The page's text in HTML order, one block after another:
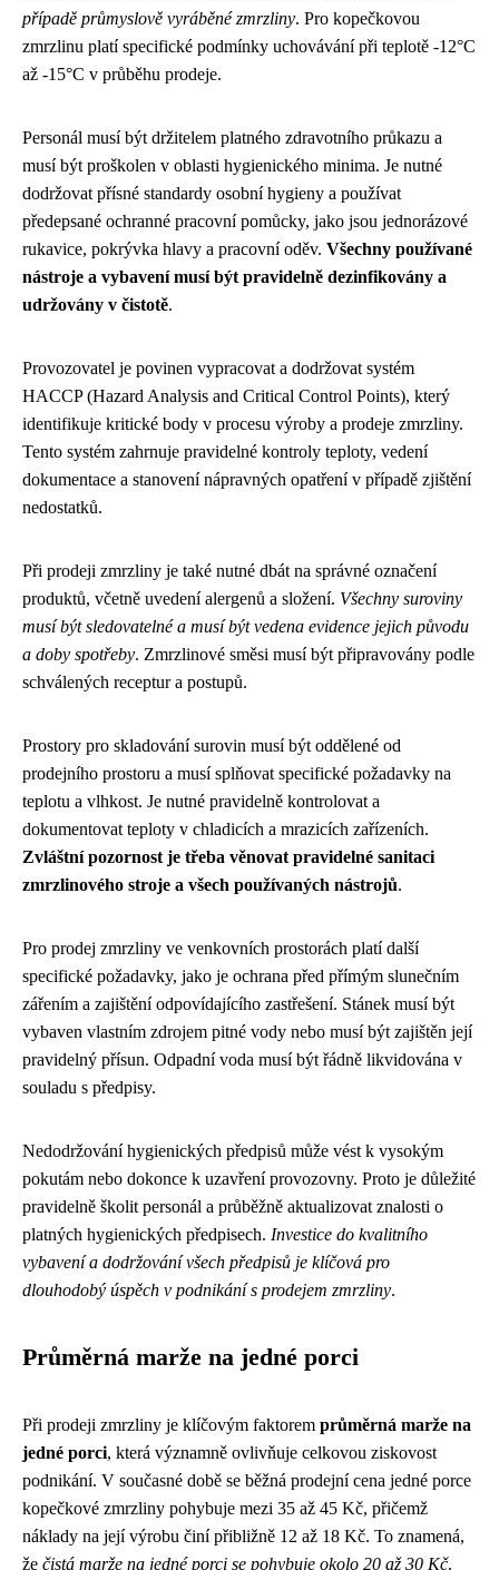
případě průmyslově vyráběné zmrzliny. Pro kopečkovou
zmrzlinu platí specifické podmínky uchovávání při teplotě -12°C
až -15°C v průběhu prodeje.
Personál musí být držitelem platného zdravotního průkazu a
musí být proškolen v oblasti hygienického minima. Je nutné
dodržovat přísné standardy osobní hygieny a používat
předepsané ochranné pracovní pomůcky, jako jsou jednorázové
rukavice, pokrývka hlavy a pracovní oděv. Všechny používané
nástroje a vybavení musí být pravidelně dezinfikovány a
udržovány v čistotě.
Provozovatel je povinen vypracovat a dodržovat systém
HACCP (Hazard Analysis and Critical Control Points), který
identifikuje kritické body v procesu výroby a prodeje zmrzliny.
Tento systém zahrnuje pravidelné kontroly teploty, vedení
dokumentace a stanovení nápravných opatření v případě zjištění
nedostatků.
Při prodeji zmrzliny je také nutné dbát na správné označení
produktů, včetně uvedení alergenů a složení. Všechny suroviny
musí být sledovatelné a musí být vedena evidence jejich původu
a doby spotřeby. Zmrzlinové směsi musí být připravovány podle
schválených receptur a postupů.
Prostory pro skladování surovin musí být oddělené od
prodejního prostoru a musí splňovat specifické požadavky na
teplotu a vlhkost. Je nutné pravidelně kontrolovat a
dokumentovat teploty v chladicích a mrazicích zařízeních.
Zvláštní pozornost je třeba věnovat pravidelné sanitaci
zmrzlinového stroje a všech používaných nástrojů.
Pro prodej zmrzliny ve venkovních prostorách platí další
specifické požadavky, jako je ochrana před přímým slunečním
zářením a zajištění odpovídajícího zastřešení. Stánek musí být
vybaven vlastním zdrojem pitné vody nebo musí být zajištěn její
pravidelný přísun. Odpadní voda musí být řádně likvidována v
souladu s předpisy.
Nedodržování hygienických předpisů může vést k vysokým
pokutám nebo dokonce k uzavření provozovny. Proto je důležité
pravidelně školit personál a průběžně aktualizovat znalosti o
platných hygienických předpisech. Investice do kvalitního
vybavení a dodržování všech předpisů je klíčová pro
dlouhodobý úspěch v podnikání s prodejem zmrzliny.
Průměrná marže na jedné porci
Při prodeji zmrzliny je klíčovým faktorem průměrná marže na
jedné porci, která významně ovlivňuje celkovou ziskovost
podnikání. V současné době se běžná prodejní cena jedné porce
kopečkové zmrzliny pohybuje mezi 35 až 45 Kč, přičemž
náklady na její výrobu činí přibližně 12 až 18 Kč. To znamená,
že čistá marže na jedné porci se pohybuje okolo 20 až 30 Kč.